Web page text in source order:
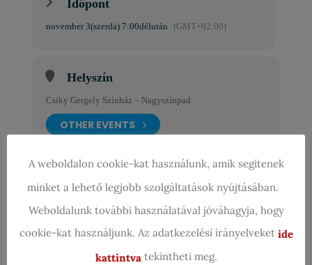
Időpont
november 3(szerda) 7:00délután (GMT+02:00)
Helyszín
Csiky Gergely Színház – Nagyszínpad
OTHER EVENTS
EGYESÜLETE
LEARN MORE
A weboldalon cookie-kat használunk, amik segítenek
minket a lehető legjobb szolgáltatások nyújtásában.
Weboldalunk további használatával jóváhagyja, hogy
cookie-kat használjunk. Az adatkezelési irányelveket ide
kattintva tekintheti meg.